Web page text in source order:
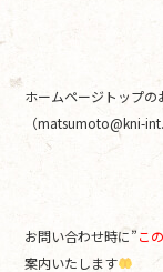
ホームページトップ
（matsumoto@kni-
お問い合わせ時に”こ
案内いたします